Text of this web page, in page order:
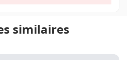
similaires